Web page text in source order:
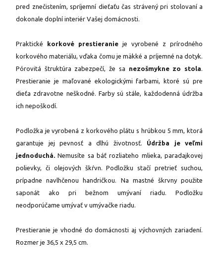
pred znečistením, spríjemní dieťaťu čas strávený pri stolovaní a
dokonale doplní interiér Vašej domácnosti.
Praktické korkové prestieranie je vyrobené z prírodného
korkového materiálu, vďaka čomu je mäkké a príjemné na dotyk.
Pórovitá štruktúra zabezpečí, že sa
nezošmykne zo stola.
Prestieranie je maľované ekologickými farbami, ktoré sú pre
dieťa zdravotne neškodné. Farby sú stále, každodenná údržba
ich nepoškodí.
Podložka je vyrobená z korkového plátu s hrúbkou 5 mm, ktorá
garantuje jej pevnosť a dlhú životnosť. Údržba je veľmi
jednoduchá. Nemusíte sa báť rozliateho mlieka, paradajkovej
polievky, či olejových škŕvn. Podložku stačí pretrieť suchou,
prípadne navlhčenou handričkou. Na mastné škrvny použite
saponát ako pri bežnom umývaní riadu. Podložku
neodporúčame umývať v umývačke riadu.
Prestieranie je vhodné do domácnosti aj výchovných zariadení.
Rozmer je 36,5 x 29,5 cm.